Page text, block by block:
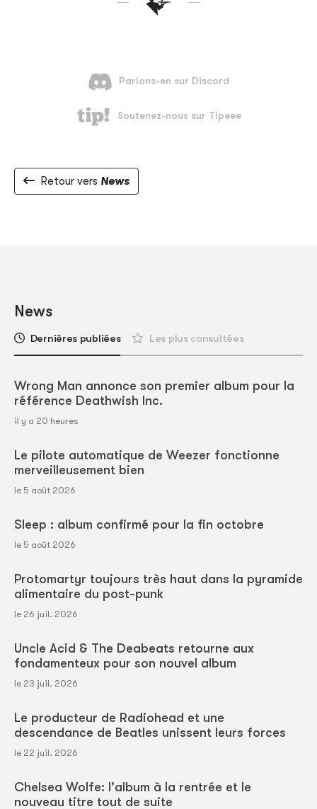
Retour vers News
News
Dernières publiées Les plus consultées
Wrong Man annonce son premier album pour la
référence Deathwish Inc.
il y a 20 heures
Le pilote automatique de Weezer fonctionne
merveilleusement bien
le 5 août 2026
Sleep : album confirmé pour la fin octobre
le 5 août 2026
Protomartyr toujours très haut dans la pyramide
alimentaire du post-punk
le 26 juil. 2026
Uncle Acid & The Deabeats retourne aux
fondamenteux pour son nouvel album
le 23 juil. 2026
Le producteur de Radiohead et une
descendance de Beatles unissent leurs forces
le 22 juil. 2026
Chelsea Wolfe: l'album à la rentrée et le
nouveau titre tout de suite